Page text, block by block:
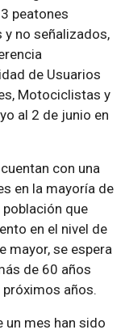
peatones
no señalizados,
de Usuarios
Motociclistas y
al 2 de junio en
con una
en la mayoría de
población que
en el nivel de
mayor, se espera
de 60 años
años.
un mes han sido